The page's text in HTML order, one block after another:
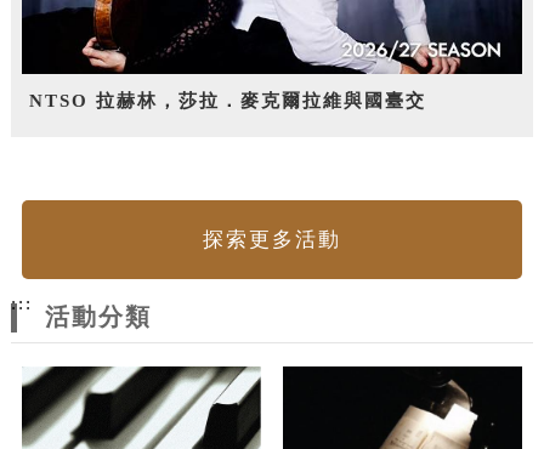
NTSO 拉赫林，莎拉．麥克爾拉維與國臺交
探索更多活動
:::
活動分類